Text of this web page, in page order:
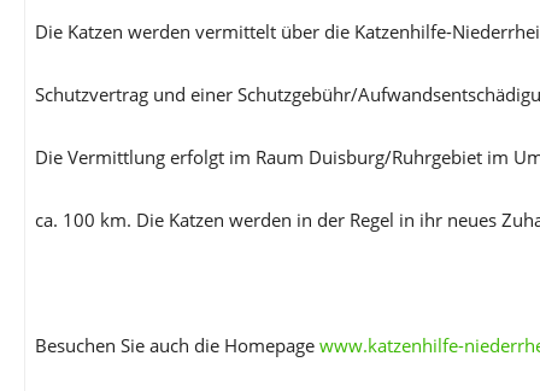
Die Katzen werden vermittelt über die Katzenhilfe-
Schutzvertrag und einer Schutzgebühr/
Die Vermittlung erfolgt im Raum Duisburg/Ruhrgebiet im
ca. 100 km. Die Katzen werden in der Regel in ihr neues
Besuchen Sie auch die Homepage www.katzenhilfe-